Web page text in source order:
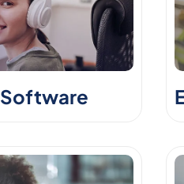
Software